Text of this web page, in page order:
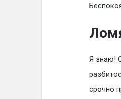
Я знаю!
срочно